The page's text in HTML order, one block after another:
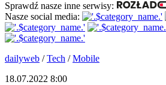
Sprawdź nasze inne serwisy:
Nasze social media:
dailyweb /Tech /Mobile
18.07.2022 8:00